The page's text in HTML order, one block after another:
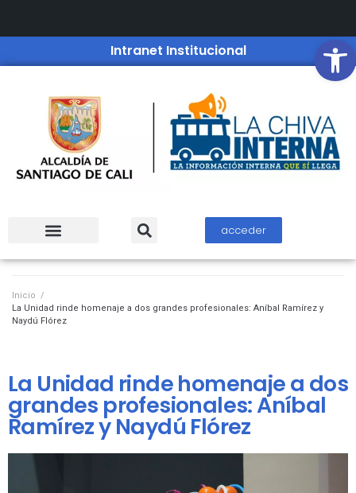
Intranet Institucional
acceder
Inicio /
La Unidad rinde homenaje a dos grandes profesionales: Aníbal Ramírez y
Naydú Flórez
La Unidad rinde homenaje a dos
grandes profesionales: Aníbal
Ramírez y Naydú Flórez